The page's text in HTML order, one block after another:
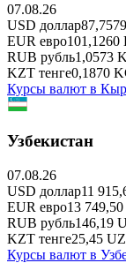
07.08.26
USD доллар87,7579
EUR евро101,1260
RUB рубль1,0573
KZT тенге0,1870
Курсы валют в
Узбекистан
07.08.26
USD доллар11
EUR евро13 749,50
RUB рубль146,19
KZT тенге25,45
Курсы валют в